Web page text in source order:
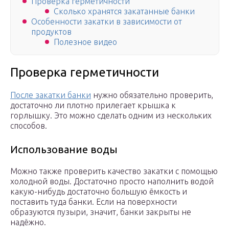
Сколько хранятся закатанные банки
Особенности закатки в зависимости от
продуктов
Полезное видео
Проверка герметичности
После закатки банки нужно обязательно проверить,
достаточно ли плотно прилегает крышка к
горлышку. Это можно сделать одним из нескольких
способов.
Использование воды
Можно также проверить качество закатки с помощью
холодной воды. Достаточно просто наполнить водой
какую-нибудь достаточно большую ёмкость и
поставить туда банки. Если на поверхности
образуются пузыри, значит, банки закрыты не
надёжно.